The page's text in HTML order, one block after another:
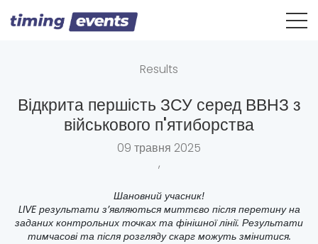
Results
Відкрита першість ЗСУ серед ВВНЗ з
військового п'ятиборства
09 травня 2025
,
Шановний учасник!
LIVE результати з’являються миттєво після перетину на
заданих контрольних точках та фінішної лінії. Результати
тимчасові та після розгляду скарг можуть змінитися.